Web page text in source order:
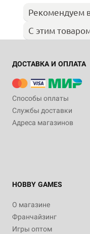
Рекомендуем
С этим
ДОСТАВКА И ОПЛАТА
Способы оплаты
Службы доставки
Адреса магазинов
HOBBY GAMES
О магазине
Франчайзинг
Игры оптом